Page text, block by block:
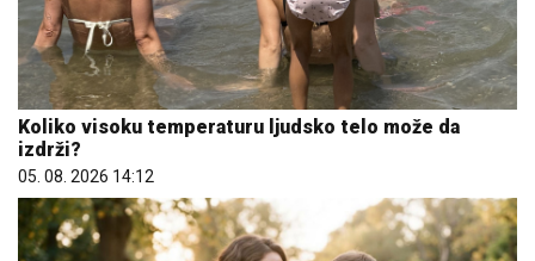
Koliko visoku temperaturu ljudsko telo može da
izdrži?
05. 08. 2026 14:12